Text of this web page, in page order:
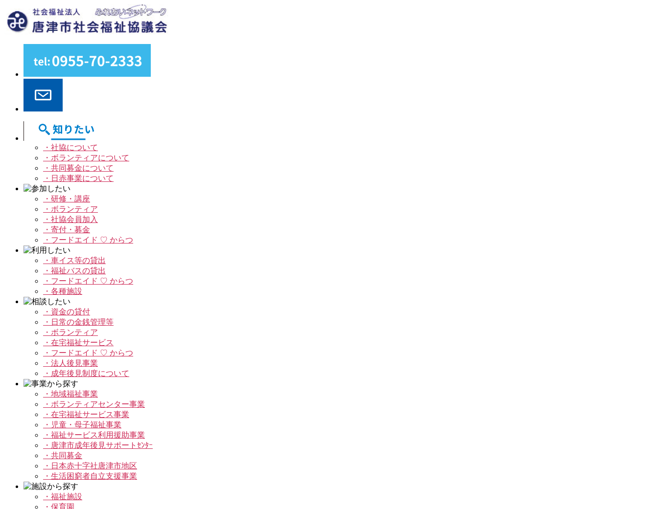
・社協について
・ボランティアについて
・共同募金について
・日赤事業について
・研修・講座
・ボランティア
・社協会員加入
・寄付・募金
・フードエイド ♡ からつ
・車イス等の貸出
・福祉バスの貸出
・フードエイド ♡ からつ
・各種施設
・資金の貸付
・日常の金銭管理等
・ボランティア
・在宅福祉サービス
・フードエイド ♡ からつ
・法人後見事業
・成年後見制度について
・地域福祉事業
・ボランティアセンター事業
・在宅福祉サービス事業
・児童・母子福祉事業
・福祉サービス利用援助事業
・唐津市成年後見サポートｾﾝﾀｰ
・共同募金
・日本赤十字社唐津市地区
・生活困窮者自立支援事業
・福祉施設
・保育園